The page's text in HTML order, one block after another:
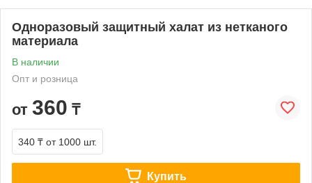
Одноразовый защитный халат из нетканого
материала
В наличии
Опт и розница
от 360 ₸
340 ₸ от 1000 шт.
Купить